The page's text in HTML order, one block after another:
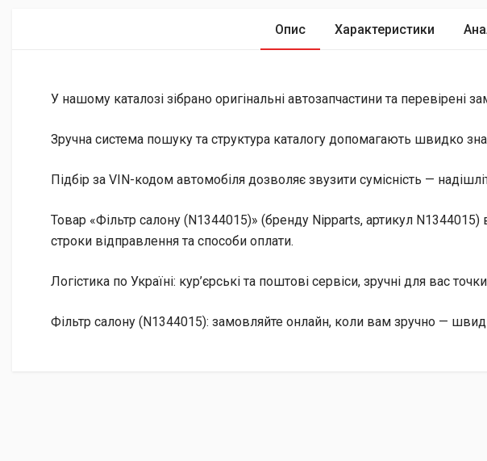
Опис Характеристики
У нашому каталозі зібрано оригінальні автозапчастини та перевірені
Зручна система пошуку та структура каталогу допомагають швидко
Підбір за VIN-кодом автомобіля дозволяє звузити сумісність —
Товар «Фільтр салону (N1344015)» (бренду Nipparts, артикул
строки відправлення та способи оплати.
Логістика по Україні: кур’єрські та поштові сервіси, зручні для вас
Фільтр салону (N1344015): замовляйте онлайн, коли вам зручно —